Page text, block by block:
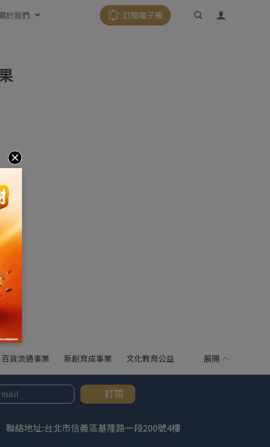
於我們 訂閱電子報
百貨流通事業 新創育成事業 文化教育公益 展開
訂閱
聯絡地址:台北市信義區基隆路一段200號4樓